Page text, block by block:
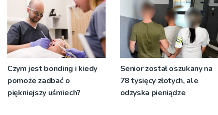
okolicznościach
Czym jest bonding i kiedy
pomoże zadbać o
piękniejszy uśmiech?
Senior został oszukany na
78 tysięcy złotych, ale
odzyska pieniądze